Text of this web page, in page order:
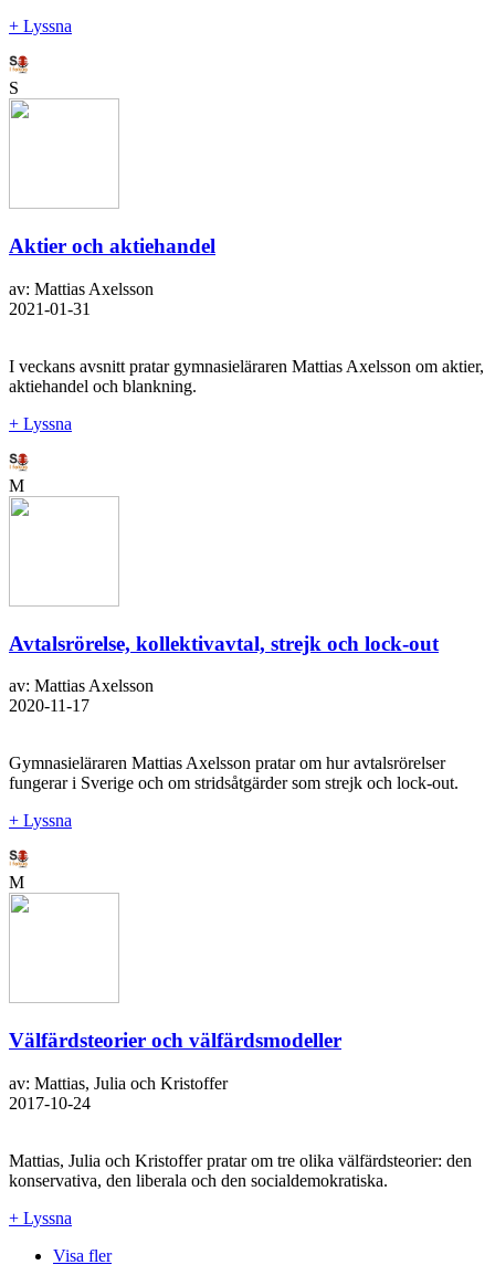
+ Lyssna
S
Aktier och aktiehandel
av: Mattias Axelsson
2021-01-31
I veckans avsnitt pratar gymnasieläraren Mattias Axelsson om aktier,
aktiehandel och blankning.
+ Lyssna
M
Avtalsrörelse, kollektivavtal, strejk och lock-out
av: Mattias Axelsson
2020-11-17
Gymnasieläraren Mattias Axelsson pratar om hur avtalsrörelser
fungerar i Sverige och om stridsåtgärder som strejk och lock-out.
+ Lyssna
M
Välfärdsteorier och välfärdsmodeller
av: Mattias, Julia och Kristoffer
2017-10-24
Mattias, Julia och Kristoffer pratar om tre olika välfärdsteorier: den
konservativa, den liberala och den socialdemokratiska.
+ Lyssna
Visa fler